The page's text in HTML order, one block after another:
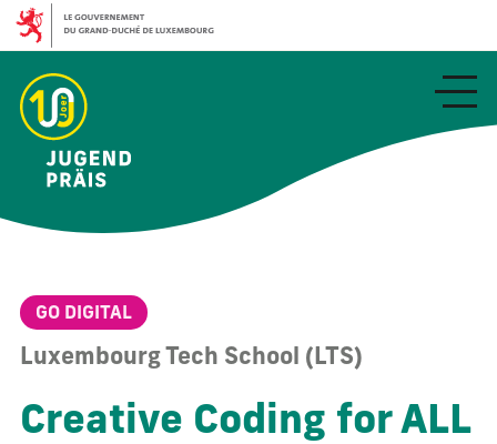
GO DIGITAL
Luxembourg Tech School (LTS)
Creative Coding for ALL